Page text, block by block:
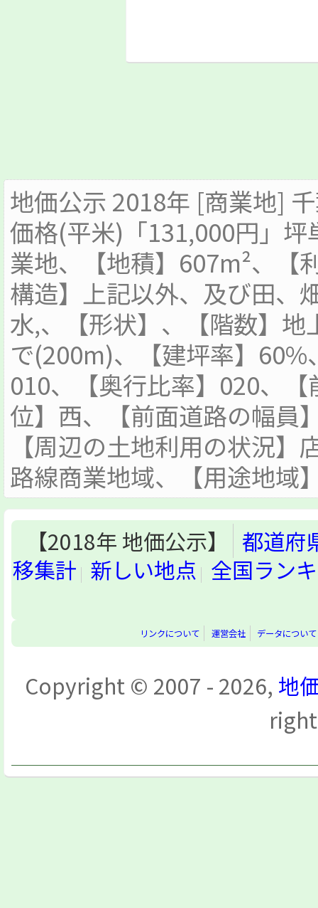
地価公示 2018年 [商業地]
価格(平米)「131,000円」
業地、【地積】607m²、【
構造】上記以外、及び田、
水,、【形状】、【階数】
で(200m)、【建坪率】
010、【奥行比率】020、
位】西、【前面道路の幅員
【周辺の土地利用の状況
路線商業地域、【用途地域
【2018年 地価公示】
都道府
移集計 新しい地点 全国ラン
リンクについて 運営会社 データについて
Copyright © 2007 - 2026, 地